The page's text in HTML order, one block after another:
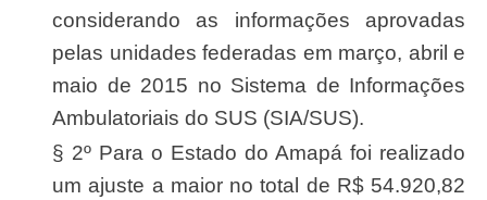
considerando as informações aprovadas
pelas unidades federadas em março, abril e
maio de 2015 no Sistema de Informações
Ambulatoriais do SUS (SIA/SUS).
§ 2º Para o Estado do Amapá foi realizado
um ajuste a maior no total de R$ 54.920,82